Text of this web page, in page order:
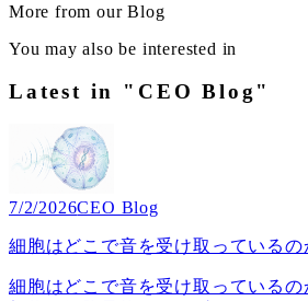
More from our Blog
You may also be interested in
Latest in "CEO Blog"
7/2/2026CEO Blog
細胞はどこで音を受け取っているの
細胞はどこで音を受け取っている